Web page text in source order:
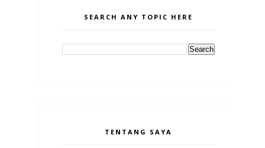
SEARCH ANY TOPIC HERE
TENTANG SAYA